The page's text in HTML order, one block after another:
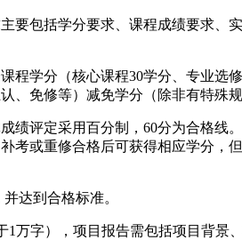
要包括学分要求、课程成绩要求、
程学分（核心课程30学分、专业
、免修等）减免学分（除非有特殊
绩评定采用百分制，60分为合格
考或重修合格后可获得相应学分
达到合格标准。
万字），项目报告需包括项目背